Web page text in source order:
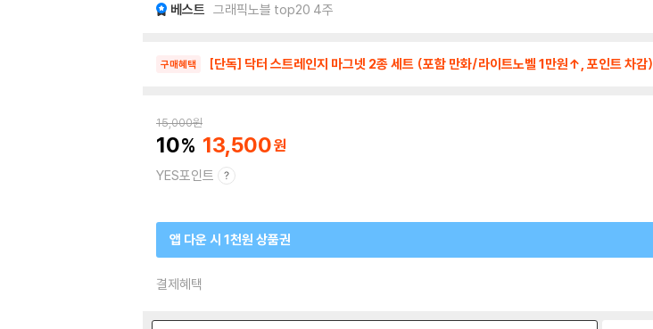
베스트 그래픽노블 top20 4주
구매혜택 [단독] 닥터 스트레인지 마그넷 2종 세트 (포함 만화/라이트노벨 1만원↑, 포인트 차감)
15,000원
10 13,500
YES포인트
앱 다운 시 1천원 상품권
결제혜택